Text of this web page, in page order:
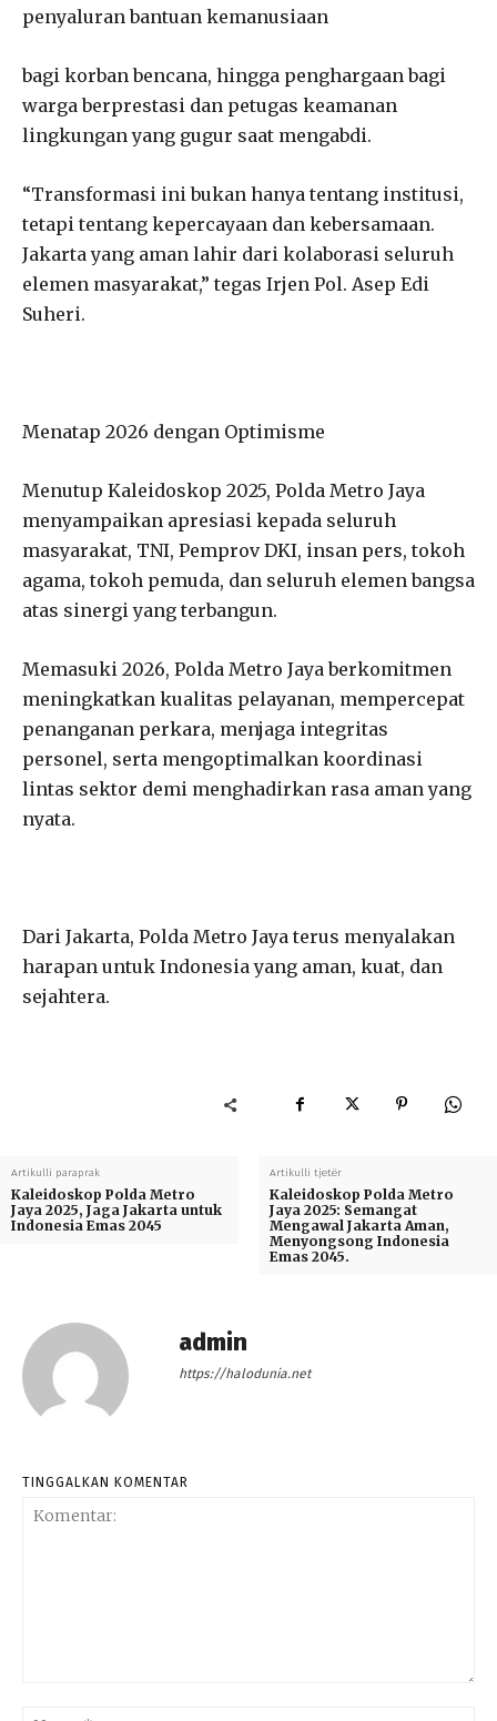
penyaluran bantuan kemanusiaan
bagi korban bencana, hingga penghargaan bagi
warga berprestasi dan petugas keamanan
lingkungan yang gugur saat mengabdi.
“Transformasi ini bukan hanya tentang institusi,
tetapi tentang kepercayaan dan kebersamaan.
Jakarta yang aman lahir dari kolaborasi seluruh
elemen masyarakat,” tegas Irjen Pol. Asep Edi
Suheri.
Menatap 2026 dengan Optimisme
Menutup Kaleidoskop 2025, Polda Metro Jaya
menyampaikan apresiasi kepada seluruh
masyarakat, TNI, Pemprov DKI, insan pers, tokoh
agama, tokoh pemuda, dan seluruh elemen bangsa
atas sinergi yang terbangun.
Memasuki 2026, Polda Metro Jaya berkomitmen
meningkatkan kualitas pelayanan, mempercepat
penanganan perkara, menjaga integritas
personel, serta mengoptimalkan koordinasi
lintas sektor demi menghadirkan rasa aman yang
nyata.
Dari Jakarta, Polda Metro Jaya terus menyalakan
harapan untuk Indonesia yang aman, kuat, dan
sejahtera.
Artikulli paraprak
Kaleidoskop Polda Metro
Jaya 2025, Jaga Jakarta untuk
Indonesia Emas 2045
Artikulli tjetër
Kaleidoskop Polda Metro
Jaya 2025: Semangat
Mengawal Jakarta Aman,
Menyongsong Indonesia
Emas 2045.
admin
https://halodunia.net
TINGGALKAN KOMENTAR